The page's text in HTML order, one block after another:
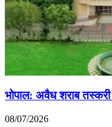
भोपाल: अवैध शराब तस्करी
08/07/2026